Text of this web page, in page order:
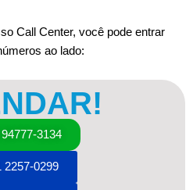
Call Center, você pode entrar
ao lado:
94777-3134
2257-0299